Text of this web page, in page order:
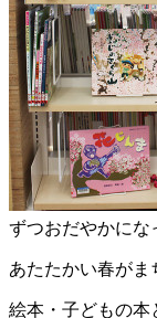
ずつおだやかにな
あたたかい春がま
絵本・子どもの本